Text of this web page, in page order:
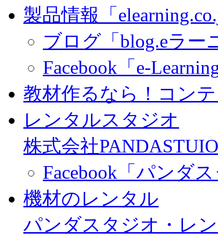
製品情報「
ブログ「blog.eラー
Facebook「e-
教材作るなら！コン
レンタルスタジオ
株式会社
Facebook「パンダ
機材のレンタル
パンダスタジオ・レ